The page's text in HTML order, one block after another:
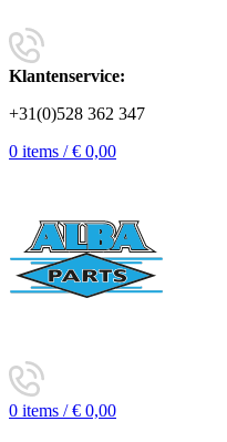
Klantenservice:
+31(0)528 362 347
0 items / € 0,00
0 items / € 0,00